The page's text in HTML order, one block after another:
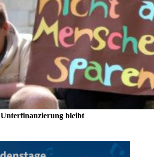
Unterfinanzierung bleibt